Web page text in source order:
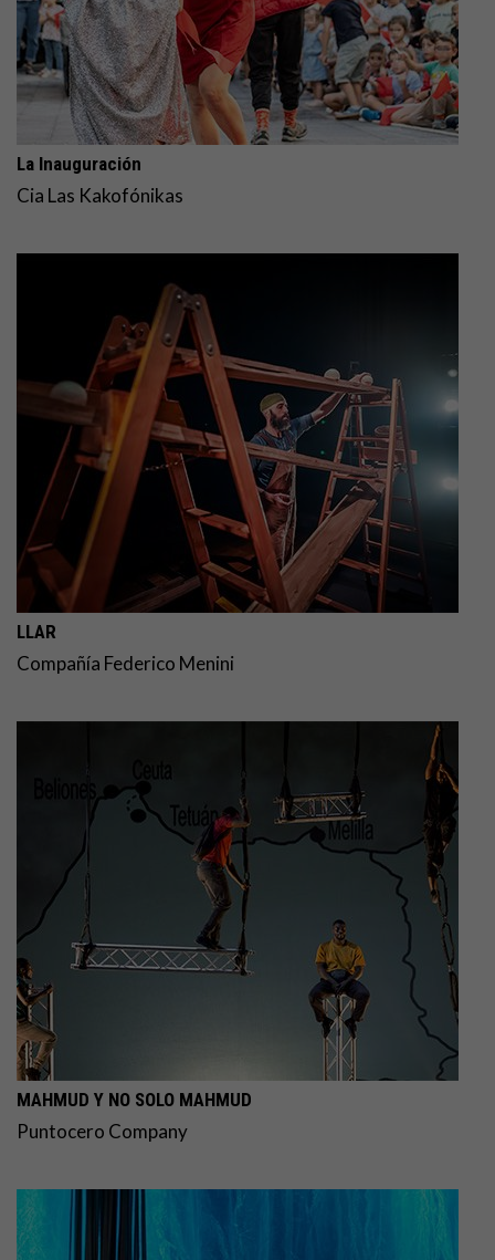
La Inauguración
Cia Las Kakofónikas
LLAR
Compañía Federico Menini
MAHMUD Y NO SOLO MAHMUD
Puntocero Company